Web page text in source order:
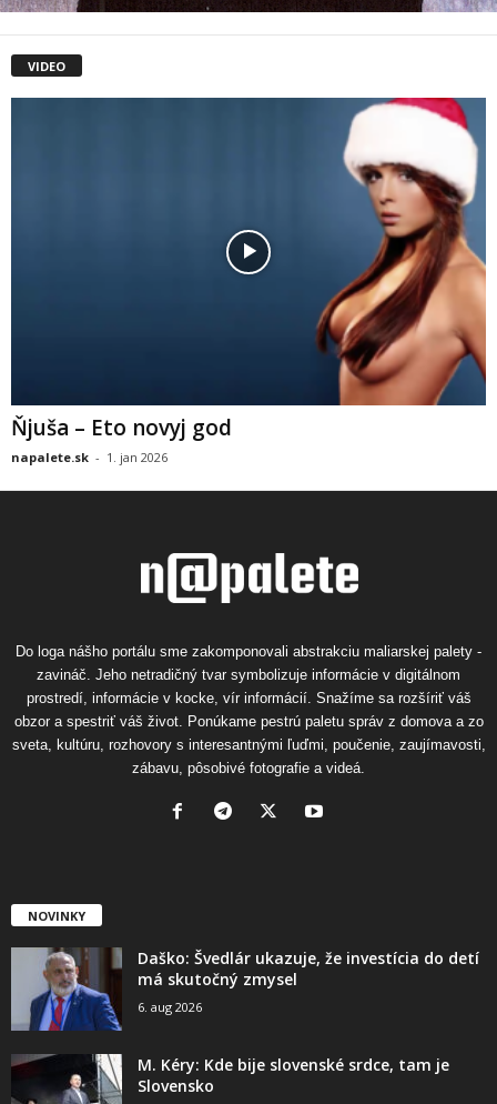
VIDEO
Ňjuša – Eto novyj god
napalete.sk - 1. jan 2026
Do loga nášho portálu sme zakomponovali abstrakciu maliarskej palety -
zavináč. Jeho netradičný tvar symbolizuje informácie v digitálnom
prostredí, informácie v kocke, vír informácií. Snažíme sa rozšíriť váš
obzor a spestriť váš život. Ponúkame pestrú paletu správ z domova a zo
sveta, kultúru, rozhovory s interesantnými ľuďmi, poučenie, zaujímavosti,
zábavu, pôsobivé fotografie a videá.
NOVINKY
Daško: Švedlár ukazuje, že investícia do detí
má skutočný zmysel
6. aug 2026
M. Kéry: Kde bije slovenské srdce, tam je
Slovensko